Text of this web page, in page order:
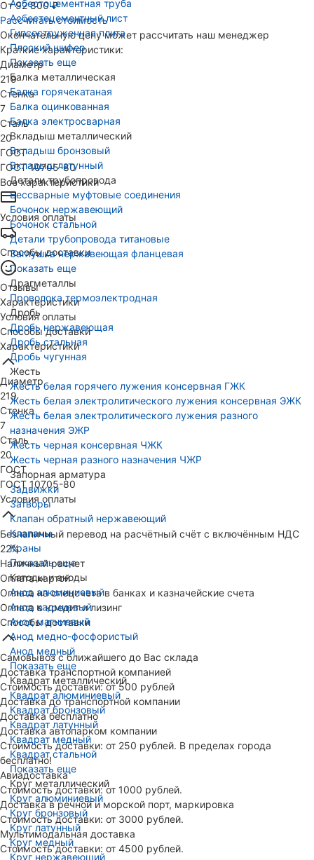
Асбестоцементная труба
Асбестоцементный лист
Гипсостружечная плита
Плоский шифер
Показать еще
Балка металлическая
Балка горячекатаная
Балка оцинкованная
Балка электросварная
Вкладыш металлический
Вкладыш бронзовый
Вкладыш латунный
Детали трубопровода
Бессварные муфтовые соединения
Бочонок нержавеющий
Бочонок стальной
Детали трубопровода титановые
Заглушка нержавеющая фланцевая
Показать еще
Драгметаллы
Проволока термоэлектродная
Дробь
Дробь нержавеющая
Дробь стальная
Дробь чугунная
Жесть
Жесть белая горячего лужения консервная ГЖК
Жесть белая электролитического лужения консервная ЭЖК
Жесть белая электролитического лужения разного
назначения ЭЖР
Жесть черная консервная ЧЖК
Жесть черная разного назначения ЧЖР
Запорная арматура
Задвижки
Затворы
Клапан обратный нержавеющий
Клапаны
Краны
Показать еще
Катоды и аноды
Анод алюминиевый
Анод кадмиевый
Анод магниевый
Анод медно-фосфористый
Анод медный
Показать еще
Квадрат металлический
Квадрат алюминиевый
Квадрат бронзовый
Квадрат латунный
Квадрат медный
Квадрат стальной
Показать еще
Круг металлический
Круг алюминиевый
Круг бронзовый
Круг латунный
Круг медный
Круг нержавеющий
От 92 800 ₽
Рассчитать стоимость
Окончательную цену может рассчитать наш менеджер
Краткие характеристики:
Диаметр
219
Стенка
7
Сталь
20
ГОСТ
ГОСТ 10705-80
Все характеристики
Условия оплаты
Способы доставки
Отзывы
Характеристики
Условия оплаты
Способы доставки
Характеристики
Диаметр
219
Стенка
7
Сталь
20
ГОСТ
ГОСТ 10705-80
Условия оплаты
Безналичный перевод на расчётный счёт с включённым НДС
22%
Наличный расчет
Оплата картой
Оплата на спецсчета в банках и казначейские счета
Оплата в кредит и лизинг
Способы доставки
Самовывоз с ближайшего до Вас склада
Доставка транспортной компанией
Стоимость доставки: от 500 рублей
Доставка до транспортной компании
Доставка бесплатно
Доставка автопарком компании
Стоимость доставки: от 250 рублей. В пределах города
бесплатно!
Авиадоставка
Стоимость доставки: от 1000 рублей.
Доставка в речной и морской порт, маркировка
Стоимость доставки: от 3000 рублей.
Мультимодальная доставка
Стоимость доставки: от 4500 рублей.